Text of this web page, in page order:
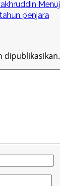
penjara
dipublikasikan.